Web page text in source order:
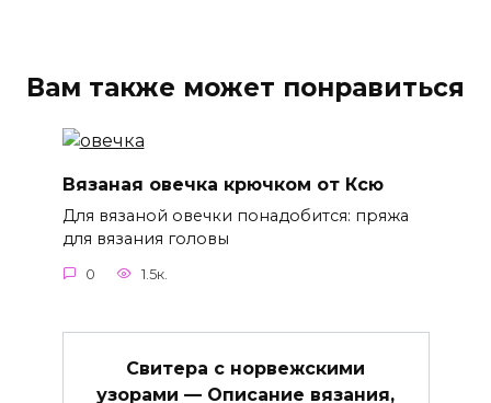
Вам также может понравиться
Вязаная овечка крючком от Ксю
Для вязаной овечки понадобится: пряжа
для вязания головы
0 1.5к.
Свитера с норвежскими
узорами — Описание вязания,